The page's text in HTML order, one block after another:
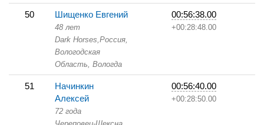
50 Шищенко Евгений
48 лет
Dark Horses,Россия,
Вологодская
Область, Вологда
00:56:38.00
+00:28:48.00
51
Начинкин
Алексей
72 года
00:56:40.00
+00:28:50.00